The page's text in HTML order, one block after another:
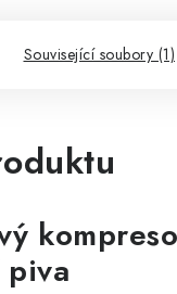
Související soubory (1)